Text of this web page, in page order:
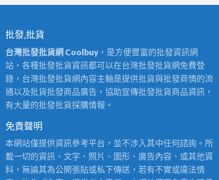
批發,批貨
台灣批發批貨網 Coolbuy，是方便豐富的批發資訊網
站，各種批發批貨資訊都可以在台灣批發批貨網免費登
錄，台灣批發批貨網內容主軸是提供批貨與批發商情的流
通以及批貨批發商品廣告，協助宣傳批發批貨商品資訊，
有大量的批發批貨採購情報。
免責聲明
本網站僅提供資訊參考平台，並不涉入其中任何諮詢。所
載一切的資訊、文字、照片、圖形、廣告內容、或其他資
料，無論其為公開張貼或私下傳送，若有不實或違法情